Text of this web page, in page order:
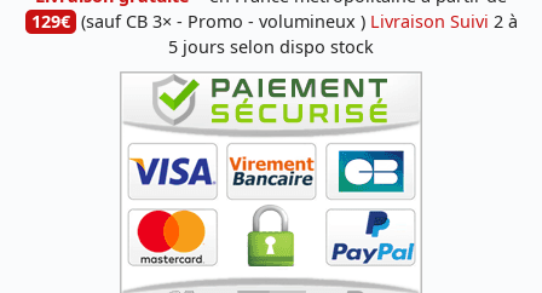
129€ (sauf CB 3× - Promo - volumineux ) Livraison Suivi 2 à
5 jours selon dispo stock